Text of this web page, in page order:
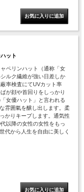
ット
ペリンハット（通称「女
ルク繊維が強い日差しか
率検査にてUVカット率
が顔や首回りをしっかり
女優ハット」と言われる
雰囲氣を醸し出します。柔
かりキープします。通気性
以降の女性の女性をもっ
代から人生を自由に美しく